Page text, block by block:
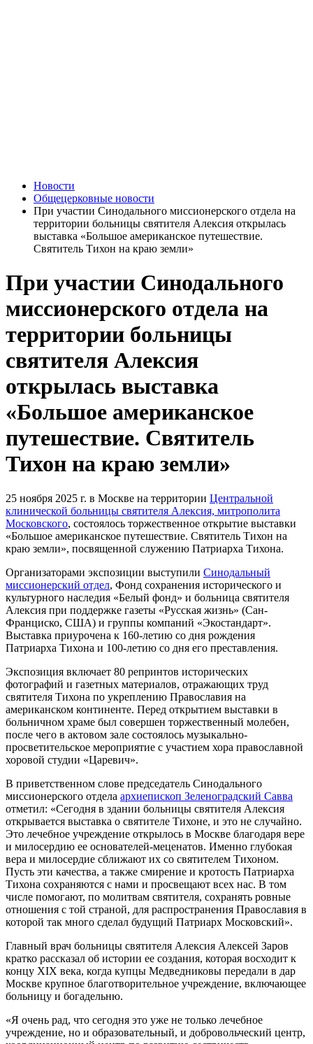
Новости
Общецерковные новости
При участии Синодального миссионерского отдела на
территории больницы святителя Алексия открылась
выставка «Большое американское путешествие.
Святитель Тихон на краю земли»
При участии Синодального
миссионерского отдела на
территории больницы
святителя Алексия
открылась выставка
«Большое американское
путешествие. Святитель
Тихон на краю земли»
25 ноября 2025 г. в Москве на территории Центральной
клинической больницы святителя Алексия, митрополита
Московского, состоялось торжественное открытие выставки
«Большое американское путешествие. Святитель Тихон на
краю земли», посвященной служению Патриарха Тихона.
Организаторами экспозиции выступили Синодальный
миссионерский отдел, Фонд сохранения исторического и
культурного наследия «Белый фонд» и больница святителя
Алексия при поддержке газеты «Русская жизнь» (Сан-
Франциско, США) и группы компаний «Экостандарт».
Выставка приурочена к 160-летию со дня рождения
Патриарха Тихона и 100-летию со дня его преставления.
Экспозиция включает 80 репринтов исторических
фотографий и газетных материалов, отражающих труд
святителя Тихона по укреплению Православия на
американском континенте. Перед открытием выставки в
больничном храме был совершен торжественный молебен,
после чего в актовом зале состоялось музыкально-
просветительское мероприятие с участием хора православной
хоровой студии «Царевич».
В приветственном слове председатель Синодального
миссионерского отдела архиепископ Зеленоградский Савва
отметил: «Сегодня в здании больницы святителя Алексия
открывается выставка о святителе Тихоне, и это не случайно.
Это лечебное учреждение открылось в Москве благодаря вере
и милосердию ее основателей-меценатов. Именно глубокая
вера и милосердие сближают их со святителем Тихоном.
Пусть эти качества, а также смирение и кротость Патриарха
Тихона сохраняются с нами и просвещают всех нас. В том
числе помогают, по молитвам святителя, сохранять ровные
отношения с той страной, для распространения Православия в
которой так много сделал будущий Патриарх Московский».
Главный врач больницы святителя Алексия Алексей Заров
кратко рассказал об истории ее создания, которая восходит к
концу XIX века, когда купцы Медведниковы передали в дар
Москве крупное благотворительное учреждение, включающее
больницу и богадельню.
«Я очень рад, что сегодня это уже не только лечебное
учреждение, но и образовательный, и добровольческий центр,